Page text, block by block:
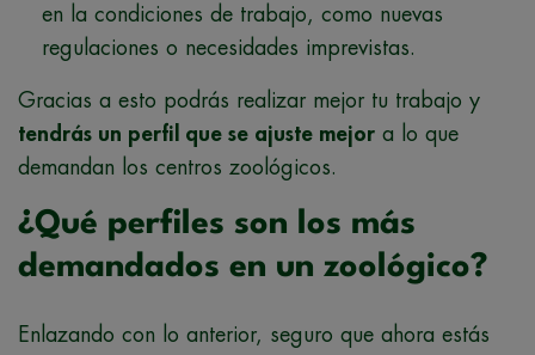
en la condiciones de trabajo, como nuevas
regulaciones o necesidades imprevistas.
Gracias a esto podrás realizar mejor tu trabajo y
tendrás un perfil que se ajuste mejor a lo que
demandan los centros zoológicos.
¿Qué perfiles son los más
demandados en un zoológico?
Enlazando con lo anterior, seguro que ahora estás